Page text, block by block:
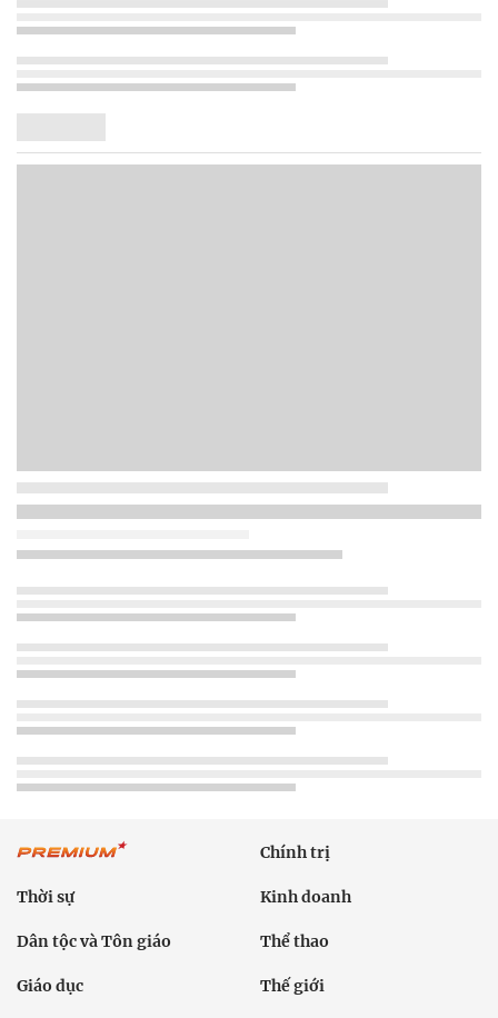
Chính trị
Thời sự Kinh doanh
Dân tộc và Tôn giáo Thể thao
Giáo dục Thế giới